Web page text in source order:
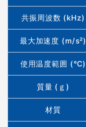
共振周波数 (kHz)
最大加速度 (m/s²)
使用温度範囲 (℃)
質量 (ｇ)
材質